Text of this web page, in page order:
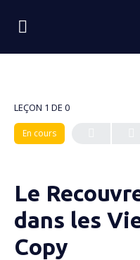
LEÇON 1 DE 0
En cours
Le
dans les
Copy